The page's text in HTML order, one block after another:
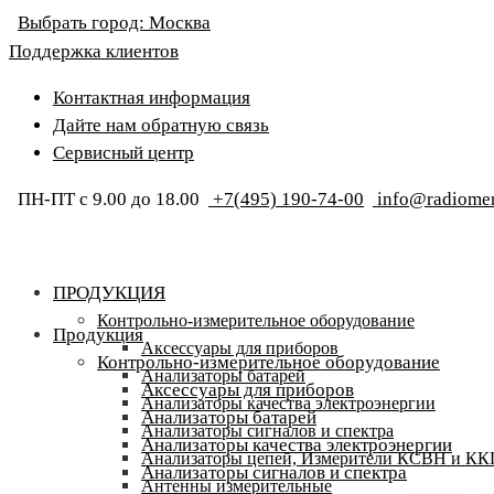
Выбрать город: Москва
Поддержка клиентов
Контактная информация
Дайте нам обратную связь
Сервисный центр
ПН-ПТ с 9.00 до 18.00 +7(495) 190-74-00
ПРОДУКЦИЯ
Контрольно-измерительное оборудование
Аксессуары для приборов
Анализаторы батарей
Анализаторы качества электроэнергии
Анализаторы сигналов и спектра
Анализаторы цепей, Измерители КСВН и
Антенны измерительные
Продукция
Контрольно-измерительное оборудование
Аксессуары для приборов
Анализаторы батарей
Анализаторы качества электроэнергии
Анализаторы сигналов и спектра